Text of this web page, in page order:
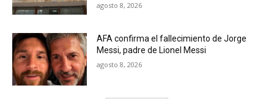
agosto 8, 2026
AFA confirma el fallecimiento de Jorge
Messi, padre de Lionel Messi
agosto 8, 2026